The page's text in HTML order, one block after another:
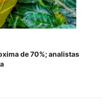
de 70%; analistas